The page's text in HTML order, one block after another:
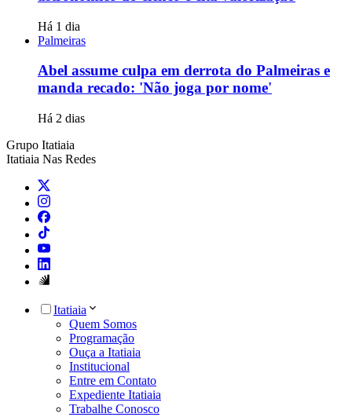
Há 1 dia
Palmeiras
Abel assume culpa em derrota do Palmeiras e
manda recado: 'Não joga por nome'
Há 2 dias
Grupo Itatiaia
Itatiaia Nas Redes
Itatiaia
Quem Somos
Programação
Ouça a Itatiaia
Institucional
Entre em Contato
Expediente Itatiaia
Trabalhe Conosco